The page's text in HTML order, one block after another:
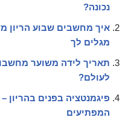
נכונה?
איך מחשבים שבוע הריון
מגלים לך
תאריך לידה משוער
לעולם?
פיגמנטציה בפנים בהריון
המפתיעים